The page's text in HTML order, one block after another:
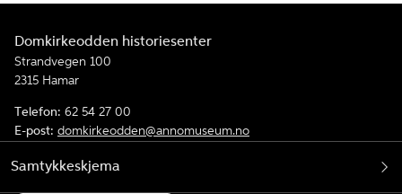
Domkirkeodden historiesenter
Strandvegen 100
2315 Hamar
Telefon: 62 54 27 00
E-post: domkirkeodden@annomuseum.no
Samtykkeskjema